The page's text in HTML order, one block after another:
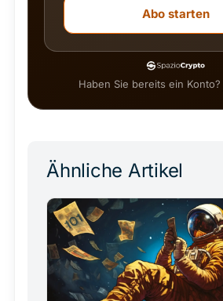
Abo starten
Haben Sie bereits ein Konto?
Ähnliche Artikel